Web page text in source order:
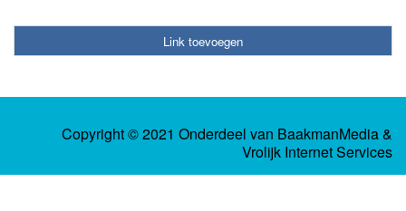
Link toevoegen
Copyright © 2021 Onderdeel van BaakmanMedia&
Vrolijk Internet Services